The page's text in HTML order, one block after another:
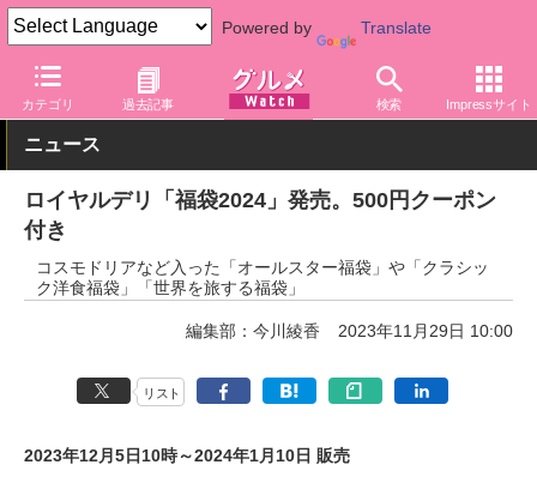
Powered by Translate
カテゴリ 過去記事 検索 Impressサイト
グルメ Watch サービス 通販
ニュース
ロイヤルデリ「福袋2024」発売。500円クーポン
付き
コスモドリアなど入った「オールスター福袋」や「クラシッ
ク洋食福袋」「世界を旅する福袋」
編集部：今川綾香 2023年11月29日 10:00
リスト
2023年12月5日10時～2024年1月10日 販売